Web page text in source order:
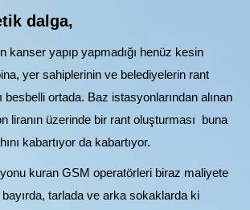
dalga,
kanser yapıp yapmadığı henüz kesin
yer sahiplerinin ve belediyelerin rant
besbelli ortada. Baz istasyonlarından alınan
liranın üzerinde bir rant oluşturması buna
kabartıyor da kabartıyor.
kuran GSM operatörleri biraz maliyete
tarlada ve arka sokaklarda ki